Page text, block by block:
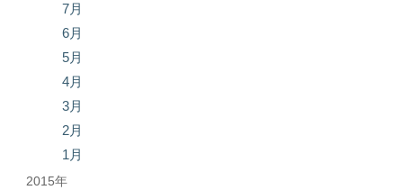
7月
6月
5月
4月
3月
2月
1月
2015年